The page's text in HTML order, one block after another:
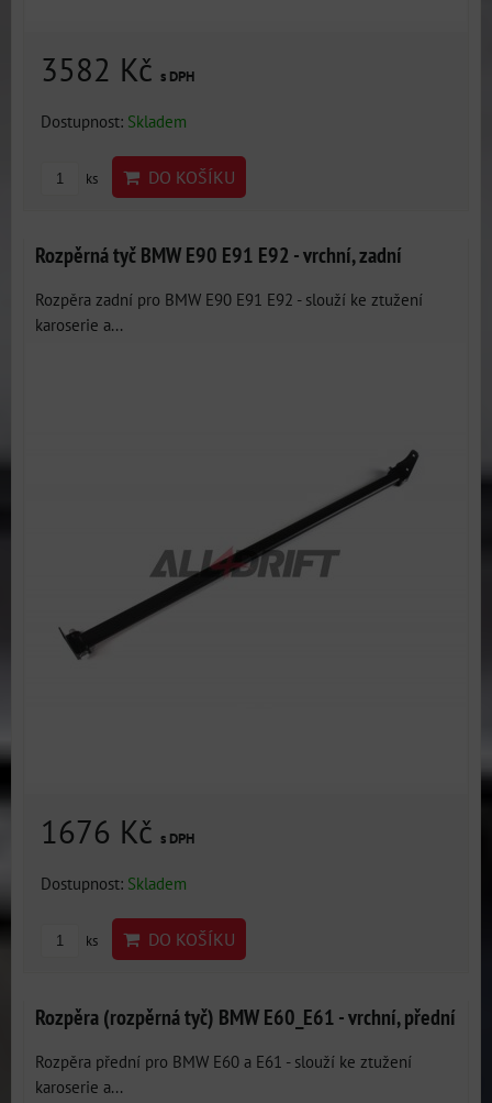
3582 Kč s DPH
Dostupnost: Skladem
ks DO KOŠÍKU
Rozpěrná tyč BMW E90 E91 E92 - vrchní, zadní
Rozpěra zadní pro BMW E90 E91 E92 - slouží ke ztužení
karoserie a...
1676 Kč s DPH
Dostupnost: Skladem
ks DO KOŠÍKU
Rozpěra (rozpěrná tyč) BMW E60_E61 - vrchní, přední
Rozpěra přední pro BMW E60 a E61 - slouží ke ztužení
karoserie a...